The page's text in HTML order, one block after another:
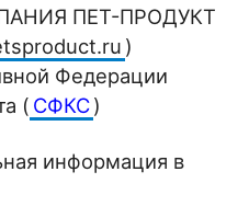
ПЕТ-ПРОДУКТ
)
Федерации
( СФКС)
информация в